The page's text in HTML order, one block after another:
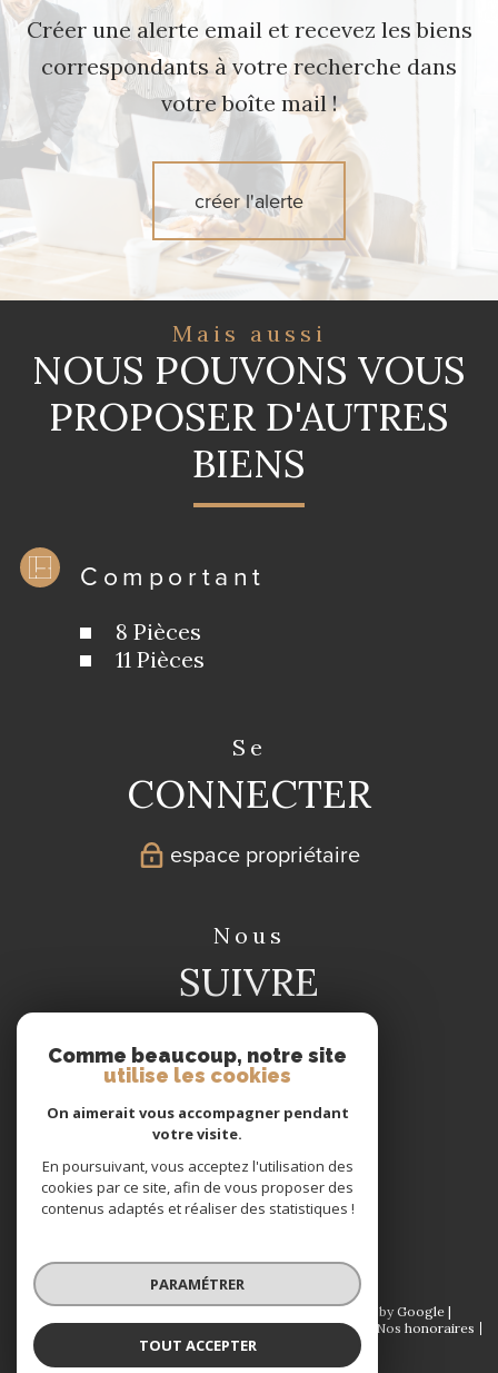
Créer une alerte email et recevez les biens
correspondants à votre recherche dans
votre boîte mail !
créer l'alerte
Mais aussi
NOUS POUVONS VOUS
PROPOSER D'AUTRES
BIENS
Comportant
8 Pièces
11 Pièces
se
CONNECTER
espace propriétaire
nous
SUIVRE
nous
ADHÉRONS
© 2026 | Tous droits réservés | Traduction powered by Google |
Plan du site
Mentions légales Admin Partenaires
Nos honoraires
Politique RGPD
Comme beaucoup, notre site
utilise les cookies
On aimerait vous accompagner pendant
votre visite.
En poursuivant, vous acceptez l'utilisation des
cookies par ce site, afin de vous proposer des
contenus adaptés et réaliser des statistiques !
PARAMÉTRER
TOUT ACCEPTER